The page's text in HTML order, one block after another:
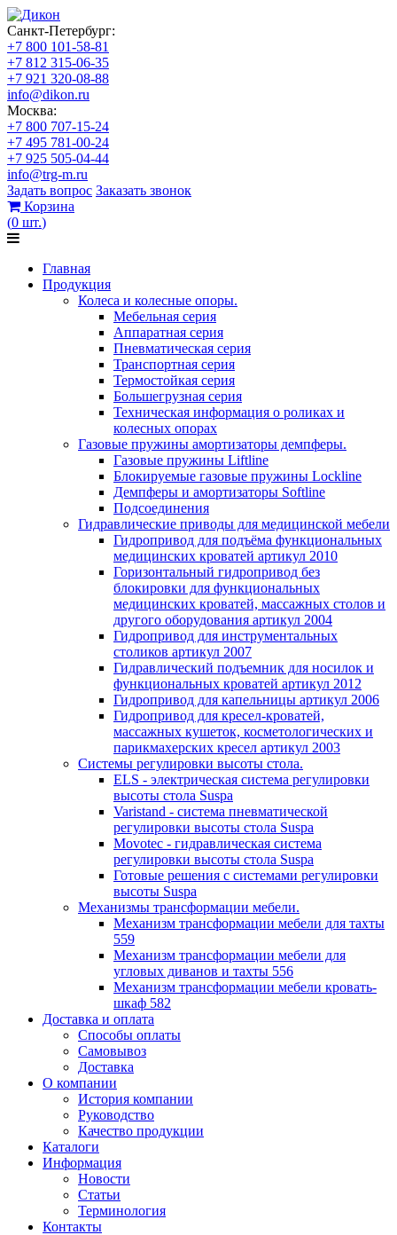
Санкт-Петербург:
+7 800 101-58-81
+7 812 315-06-35
+7 921 320-08-88
info@dikon.ru
Москва:
+7 800 707-15-24
+7 495 781-00-24
+7 925 505-04-44
info@trg-m.ru
Задать вопрос Заказать звонок
Корзина
(0 шт.)
Главная
Продукция
Колеса и колесные опоры.
Мебельная серия
Аппаратная серия
Пневматическая серия
Транспортная серия
Термостойкая серия
Большегрузная серия
Техническая информация о роликах и
колесных опорах
Газовые пружины амортизаторы демпферы.
Газовые пружины Liftline
Блокируемые газовые пружины Lockline
Демпферы и амортизаторы Softline
Подсоединения
Гидравлические приводы для медицинской мебели
Гидропривод для подъёма функциональных
медицинских кроватей артикул 2010
Горизонтальный гидропривод без
блокировки для функциональных
медицинских кроватей, массажных столов и
другого оборудования артикул 2004
Гидропривод для инструментальных
столиков артикул 2007
Гидравлический подъемник для носилок и
функциональных кроватей артикул 2012
Гидропривод для капельницы артикул 2006
Гидропривод для кресел-кроватей,
массажных кушеток, косметологических и
парикмахерских кресел артикул 2003
Системы регулировки высоты стола.
ELS - электрическая система регулировки
высоты стола Suspa
Varistand - система пневматической
регулировки высоты стола Suspa
Movotec - гидравлическая система
регулировки высоты стола Suspa
Готовые решения с системами регулировки
высоты Suspa
Механизмы трансформации мебели.
Механизм трансформации мебели для тахты
559
Механизм трансформации мебели для
угловых диванов и тахты 556
Механизм трансформации мебели кровать-
шкаф 582
Доставка и оплата
Способы оплаты
Самовывоз
Доставка
О компании
История компании
Руководство
Качество продукции
Каталоги
Информация
Новости
Статьи
Терминология
Контакты